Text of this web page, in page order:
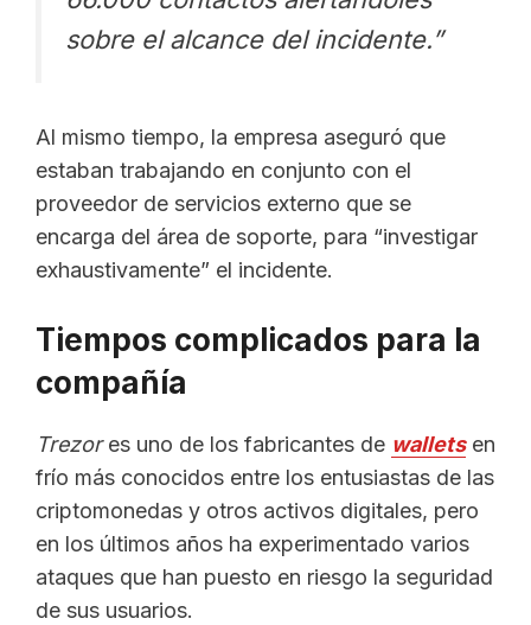
sobre el alcance del incidente.”
Al mismo tiempo, la empresa aseguró que
estaban trabajando en conjunto con el
proveedor de servicios externo que se
encarga del área de soporte, para “investigar
exhaustivamente” el incidente.
Tiempos complicados para la
compañía
Trezores uno de los fabricantes de walletsen
frío más conocidos entre los entusiastas de las
criptomonedas y otros activos digitales, pero
en los últimos años ha experimentado varios
ataques que han puesto en riesgo la seguridad
de sus usuarios.